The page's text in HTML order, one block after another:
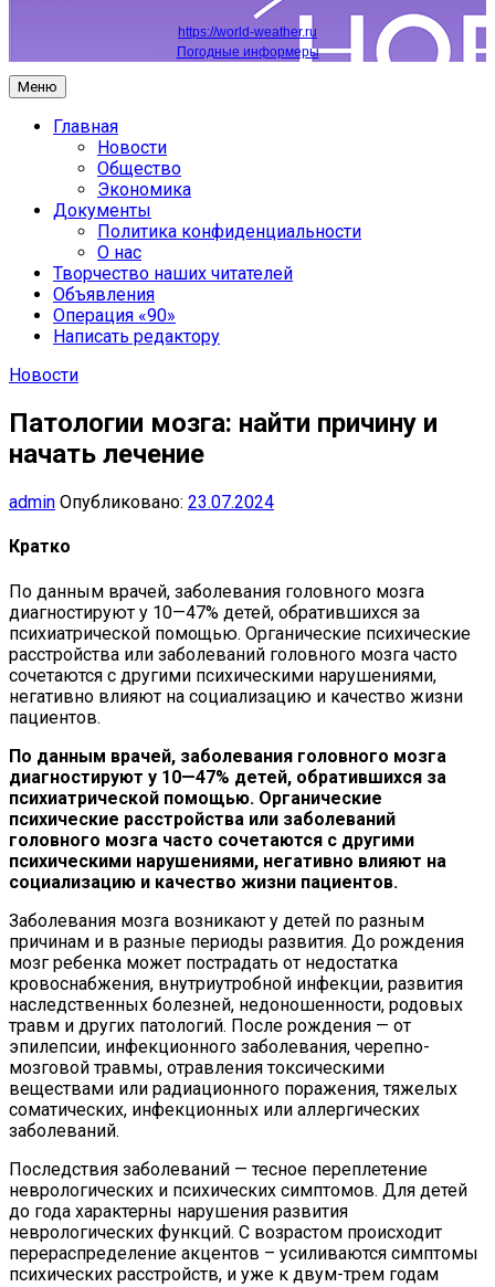
https://world-weather.ru
Погодные информеры
Меню
Главная
Новости
Общество
Экономика
Документы
Политика конфиденциальности
О нас
Творчество наших читателей
Объявления
Операция «90»
Написать редактору
Новости
Патологии мозга: найти причину и
начать лечение
admin Опубликовано: 23.07.2024
Кратко
По данным врачей, заболевания головного мозга
диагностируют у 10—47% детей, обратившихся за
психиатрической помощью. Органические психические
расстройства или заболеваний головного мозга часто
сочетаются с другими психическими нарушениями,
негативно влияют на социализацию и качество жизни
пациентов.
По данным врачей, заболевания головного мозга
диагностируют у 10—47% детей, обратившихся за
психиатрической помощью. Органические
психические расстройства или заболеваний
головного мозга часто сочетаются с другими
психическими нарушениями, негативно влияют на
социализацию и качество жизни пациентов.
Заболевания мозга возникают у детей по разным
причинам и в разные периоды развития. До рождения
мозг ребенка может пострадать от недостатка
кровоснабжения, внутриутробной инфекции, развития
наследственных болезней, недоношенности, родовых
травм и других патологий. После рождения — от
эпилепсии, инфекционного заболевания, черепно-
мозговой травмы, отравления токсическими
веществами или радиационного поражения, тяжелых
соматических, инфекционных или аллергических
заболеваний.
Последствия заболеваний — тесное переплетение
неврологических и психических симптомов. Для детей
до года характерны нарушения развития
неврологических функций. С возрастом происходит
перераспределение акцентов – усиливаются симптомы
психических расстройств, и уже к двум-трем годам